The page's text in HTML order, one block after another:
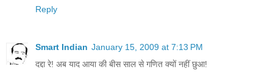
Reply
Smart Indian January 15, 2009 at 7:13 PM
दद्दा रे! अब याद आया की बीस साल से गणित क्यों नहीं छुआ!